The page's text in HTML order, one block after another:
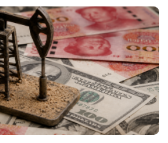
해외지
부
현지지
원
·KITA
POST